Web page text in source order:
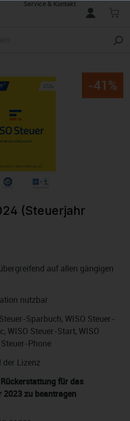
Service & Kontakt
-41%
(Steuerjahr
auf allen gängigen
nutzbar
Sparbuch, WISO Steuer-
WISO Steuer-Start, WISO
Phone
der Lizenz
für das
2023 zu beantragen